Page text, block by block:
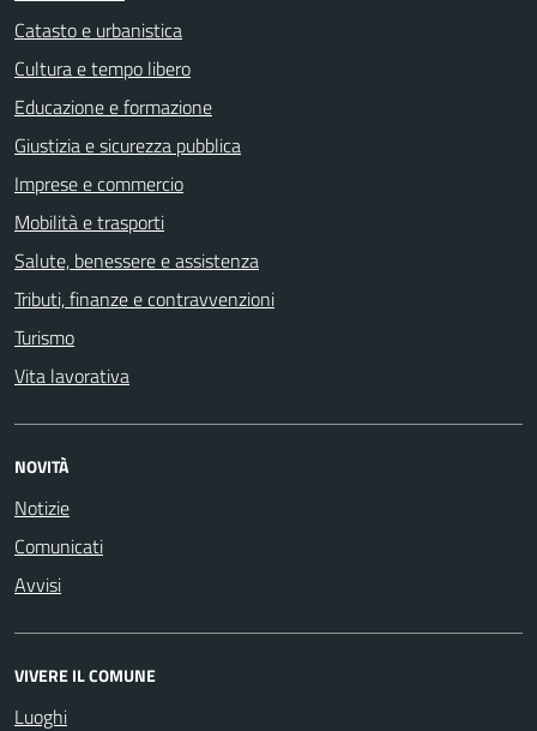
Catasto e urbanistica
Cultura e tempo libero
Educazione e formazione
Giustizia e sicurezza pubblica
Imprese e commercio
Mobilità e trasporti
Salute, benessere e assistenza
Tributi, finanze e contravvenzioni
Turismo
Vita lavorativa
NOVITÀ
Notizie
Comunicati
Avvisi
VIVERE IL COMUNE
Luoghi